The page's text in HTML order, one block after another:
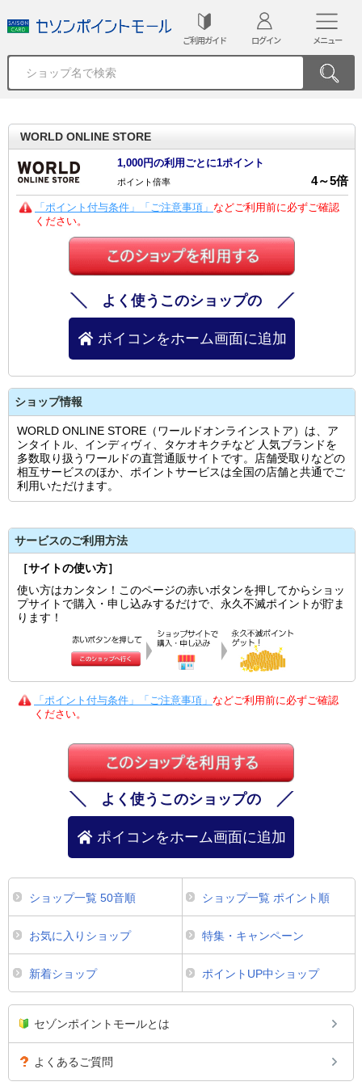
ご利用ガイド ログイン メニュー
WORLD ONLINE STORE
1,000円の利用ごとに1ポイント
ポイント倍率 4～5倍
「ポイント付与条件」「ご注意事項」 などご利用前に必ずご確認
ください。
よく使うこのショップの
ポイコンをホーム画面に追加
ショップ情報
WORLD ONLINE STORE（ワールドオンラインストア）は、ア
ンタイトル、インディヴィ、タケオキクチなど 人気ブランドを
多数取り扱うワールドの直営通販サイトです。店舗受取りなどの
相互サービスのほか、ポイントサービスは全国の店舗と共通でご
利用いただけます。
サービスのご利用方法
［サイトの使い方］
使い方はカンタン！このページの赤いボタンを押してからショッ
プサイトで購入・申し込みするだけで、永久不滅ポイントが貯ま
ります！
「ポイント付与条件」「ご注意事項」 などご利用前に必ずご確認
ください。
よく使うこのショップの
ポイコンをホーム画面に追加
ショップ一覧 50音順 ショップ一覧 ポイント順
お気に入りショップ 特集・キャンペーン
新着ショップ ポイントUP中ショップ
セゾンポイントモールとは
よくあるご質問